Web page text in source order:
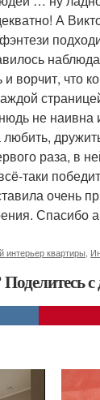
А
и ворчит, что
не наивна
любить,
раза, в
таки
очень
Спасибо
квартиры